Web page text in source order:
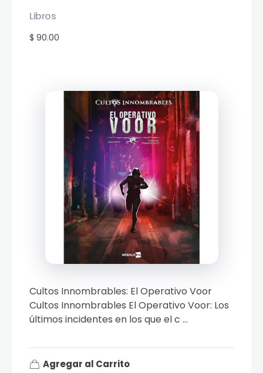
$ 90.00
Libros
Cultos Innombrables: El Operativo Voor
Cultos Innombrables El Operativo Voor: Los
últimos incidentes en los que el c ...
Agregar al Carrito